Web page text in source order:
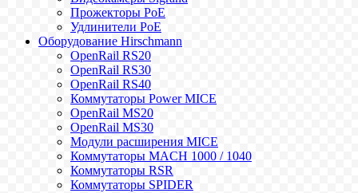
Прожекторы PoE
Удлинители PoE
Оборудование Hirschmann
OpenRail RS20
OpenRail RS30
OpenRail RS40
Коммутаторы Power MICE
OpenRail MS20
OpenRail MS30
Модули расширения MICE
Коммутаторы MACH 1000 / 1040
Коммутаторы RSR
Коммутаторы SPIDER